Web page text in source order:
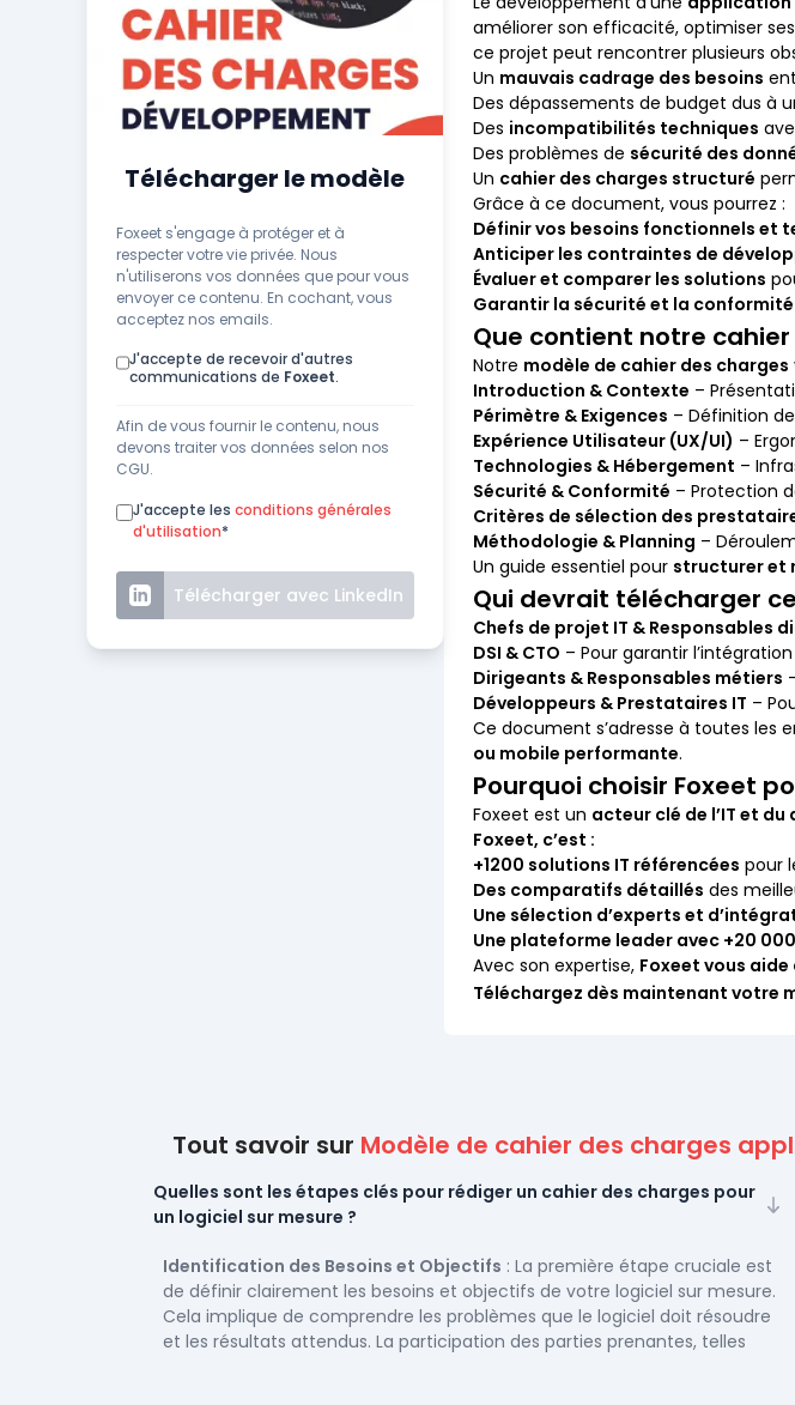
améliorer son efficacité, optimiser
ce projet peut rencontrer plusieurs
Un mauvais cadrage des besoins
Des dépassements de budget dus à
Des incompatibilités techniques
Des problèmes de sécurité des
Un cahier des charges structuré
Grâce à ce document, vous pourrez :
Définir vos besoins fonctionnels et
Anticiper les contraintes de
Évaluer et comparer les solutions
Garantir la sécurité et la conformité
Que contient notre
Notre modèle de cahier des charges
Introduction & Contexte –
Périmètre & Exigences – Définition
Expérience Utilisateur (UX/UI) –
Technologies & Hébergement –
Sécurité & Conformité – Protection
Critères de sélection des
Méthodologie & Planning –
Un guide essentiel pour structurer et
Qui devrait télécharger
Chefs de projet IT & Responsables
DSI & CTO – Pour garantir
Dirigeants & Responsables métiers
Développeurs & Prestataires IT –
Ce document s’adresse à toutes les
ou mobile performante.
Pourquoi choisir Foxeet
Foxeet est un acteur clé de l’IT et
Foxeet, c’est :
+1200 solutions IT référencées pour
Des comparatifs détaillés des
Une sélection d’experts et
Une plateforme leader avec +20
Avec son expertise, Foxeet vous
Téléchargez dès maintenant votre
Télécharger le modèle
Foxeet s'engage à protéger et à
respecter votre vie privée. Nous
n'utiliserons vos données que pour vous
envoyer ce contenu. En cochant, vous
acceptez nos emails.
J'accepte de recevoir d'autres
communications de Foxeet.
Afin de vous fournir le contenu, nous
devons traiter vos données selon nos
CGU.
J'accepte les conditions générales
d'utilisation*
Télécharger avec LinkedIn
Tout savoir sur Modèle de cahier des charges
Quelles sont les étapes clés pour rédiger un cahier des charges pour
un logiciel sur mesure ?
Identification des Besoins et Objectifs : La première étape cruciale est
de définir clairement les besoins et objectifs de votre logiciel sur mesure.
Cela implique de comprendre les problèmes que le logiciel doit résoudre
et les résultats attendus. La participation des parties prenantes, telles